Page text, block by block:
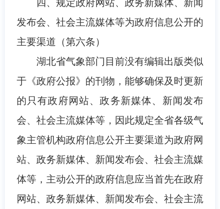
四、规定政府网站、政务新媒体、新闻
发布会、社会主流媒体等为政府信息公开的
主要渠道（第六条）
湖北省气象部门目前没有编辑出版类似
于《政府公报》的刊物，能够确保及时更新
的只有政府网站、政务新媒体、新闻发布
会、社会主流媒体等，因此规定全省各级气
象主管机构政府信息公开主要渠道为政府网
站、政务新媒体、新闻发布会、社会主流媒
体等，主动公开的政府信息应当首先在政府
网站、政务新媒体、新闻发布会、社会主流